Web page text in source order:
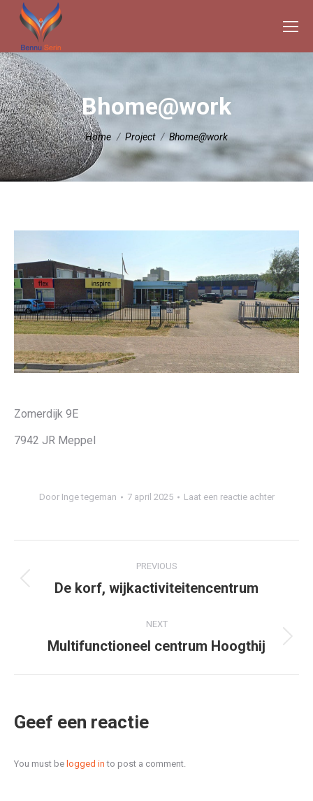
Bhome@work
Je bent hier:
Home Project Bhome@work
Zomerdijk 9E
7942 JR Meppel
Door Inge tegeman 7 april 2025 Laat een reactie achter
navigation
PREVIOUS
Previous
De korf, wijkactiviteitencentrum
NEXT
Next
Multifunctioneel centrum Hoogthij
Geef een reactie
You must be logged in to post a comment.